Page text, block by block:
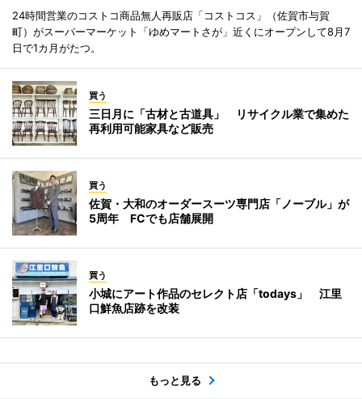
24時間営業のコストコ商品無人再販店「コストコス」（佐賀市与賀
町）がスーパーマーケット「ゆめマートさが」近くにオープンして8月7
日で1カ月がたつ。
買う
三日月に「古材と古道具」 リサイクル業で集めた
再利用可能家具など販売
買う
佐賀・大和のオーダースーツ専門店「ノーブル」が
5周年 FCでも店舗展開
買う
小城にアート作品のセレクト店「todays」 江里
口鮮魚店跡を改装
もっと見る